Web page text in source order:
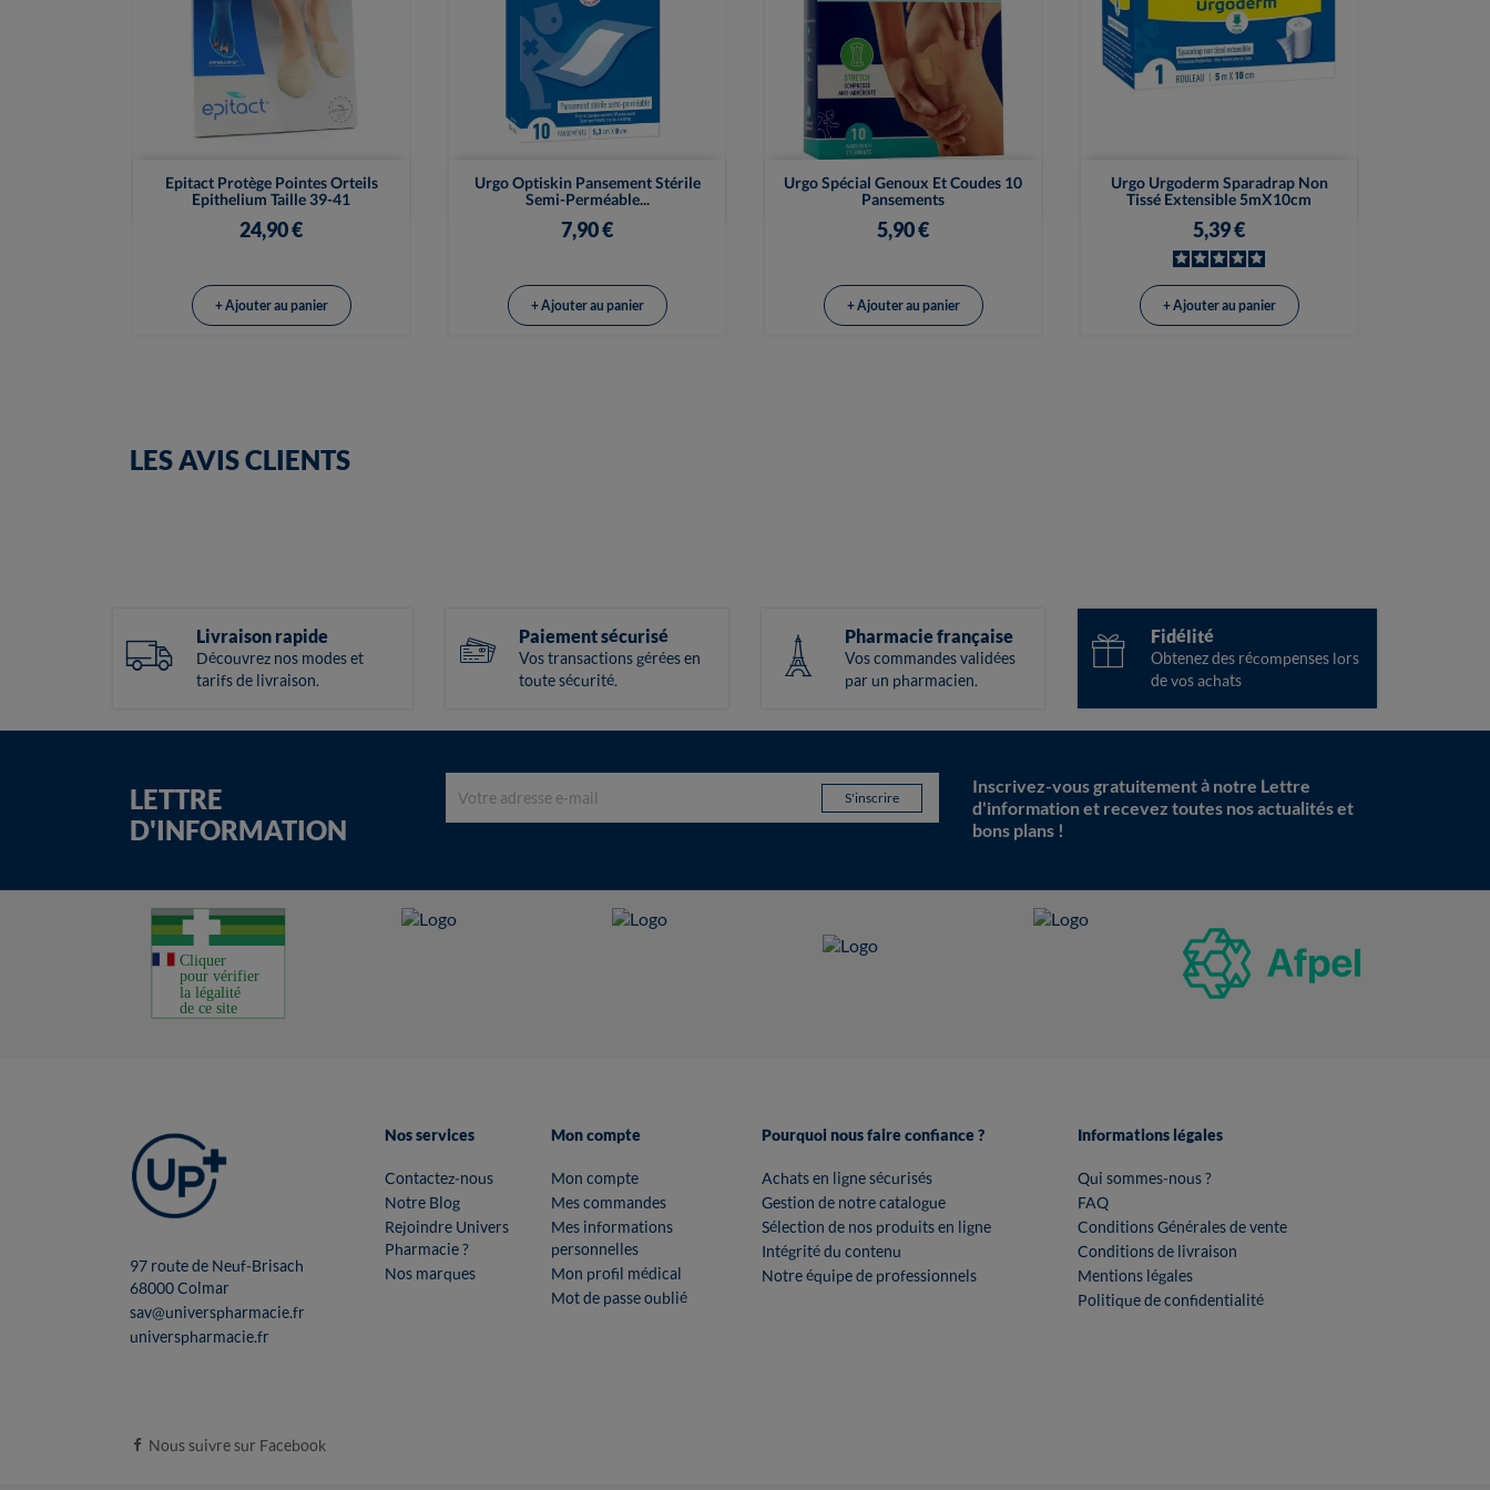
Epitact Protège Pointes Orteils
Epithelium Taille 39-41
24,90 €
Vue rapide
+ Ajouter au panier
Urgo Optiskin Pansement Stérile
Semi-Perméable...
7,90 €
Vue rapide
+ Ajouter au panier
Urgo Spécial Genoux Et Coudes 10
Pansements
5,90 €
 Vue rapide
+ Ajouter au panier
Urgo Urgoderm Sparadrap Non
Tissé Extensible 5mX10cm
5,39 €
Vue rapide
+ Ajouter au panier
LES AVIS CLIENTS
Livraison rapide
Découvrez nos modes et
tarifs de livraison.
Paiement sécurisé
Vos transactions gérées en
toute sécurité.
Pharmacie française
Vos commandes validées
par un pharmacien.
Fidélité
Obtenez des récompenses lors
de vos achats
LETTRE
D'INFORMATION
Inscrivez-vous gratuitement à notre Lettre
d'information et recevez toutes nos actualités et
bons plans !
97 route de Neuf-Brisach
68000 Colmar
sav@universpharmacie.fr
universpharmacie.fr
Nos services
Contactez-nous
Notre Blog
Rejoindre Univers
Pharmacie ?
Nos marques
Mon compte
Mon compte
Mes commandes
Mes informations
personnelles
Mon profil médical
Mot de passe oublié
Pourquoi nous faire confiance ?
Achats en ligne sécurisés
Gestion de notre catalogue
Sélection de nos produits en ligne
Intégrité du contenu
Notre équipe de professionnels
Informations légales
Qui sommes-nous ?
FAQ
Conditions Générales de vente
Conditions de livraison
Mentions légales
Politique de confidentialité
Nous suivre sur Facebook